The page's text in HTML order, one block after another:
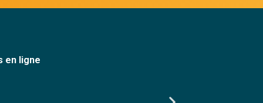
en ligne